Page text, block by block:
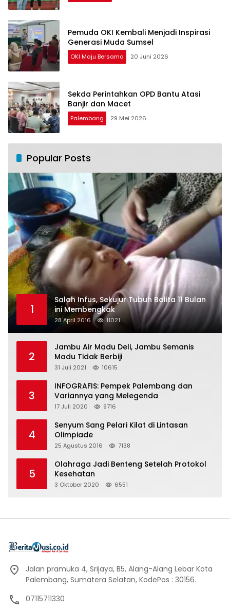
Pemuda OKI Kembali Menjadi Inspirasi
Generasi Muda Sumsel
OKI Maju Bersama 20 Juni 2026
Sekda Perintahkan OPD Bantu Atasi
Banjir dan Macet
Palembang 29 Mei 2026
Popular Posts
1
Salah Infus, Sekujur Tubuh Balita 11 Bulan
ini Membengkak
28 April 2016 11021
2
Jambu Air Madu Deli, Jambu Semanis
Madu Tidak Berbiji
31 Juli 2021 10615
3
INFOGRAFIS: Pempek Palembang dan
Variannya yang Melegenda
17 Juli 2020 9716
4
Senyum Sang Pelari Kilat di Lintasan
Olimpiade
25 Agustus 2016 7138
5
Olahraga Jadi Benteng Setelah Protokol
Kesehatan
3 Oktober 2020 6551
Jalan pramuka 4, Srijaya, B5, Alang-Alang Lebar Kota
Palembang, Sumatera Selatan, KodePos : 30156.
07115711330